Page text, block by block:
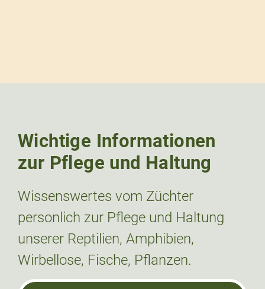
Wichtige Informationen
zur Pflege und Haltung
Wissenswertes vom Züchter
personlich zur Pflege und Haltung
unserer Reptilien, Amphibien,
Wirbellose, Fische, Pflanzen.